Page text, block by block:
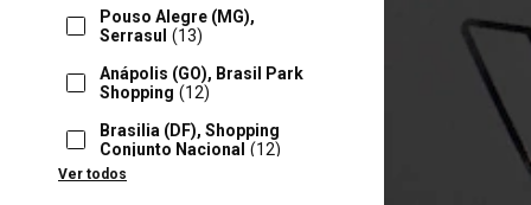
Pouso Alegre (MG),
Serrasul (13)
Anápolis (GO), Brasil Park
Shopping (12)
Brasilia (DF), Shopping
Conjunto Nacional (12)
Campinas (SP), Shopping
Ver todos